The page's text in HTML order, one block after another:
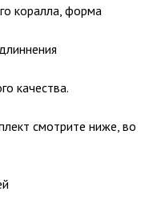
коралла, форма
качества.
смотрите ниже, во